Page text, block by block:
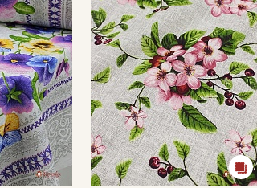
от
30% на узкие